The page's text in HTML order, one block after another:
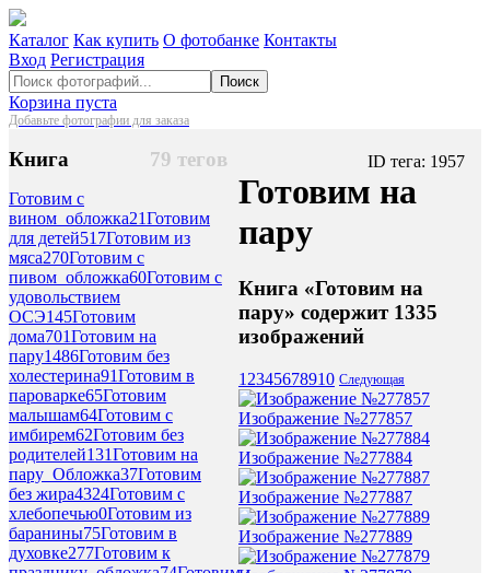
Каталог Как купить О фотобанке Контакты
Вход Регистрация
Поиск
Корзина пуста
Добавьте фотографии для заказа
79 тегов
Книга
Готовим с
вином_обложка21Готовим
для детей517Готовим из
мяса270Готовим с
пивом_обложка60Готовим с
удовольствием
ОСЭ145Готовим
дома701Готовим на
пару1486Готовим без
холестерина91Готовим в
пароварке65Готовим
малышам64Готовим с
имбирем62Готовим без
родителей131Готовим на
пару_Обложка37Готовим
без жира4324Готовим с
хлебопечью0Готовим из
баранины75Готовим в
духовке277Готовим к
ID тега: 1957
Готовим на
пару
Книга «Готовим на
пару» содержит 1335
изображений
1 2345678910 Следующая
Изображение №277857
Изображение №277884
Изображение №277887
Изображение №277889